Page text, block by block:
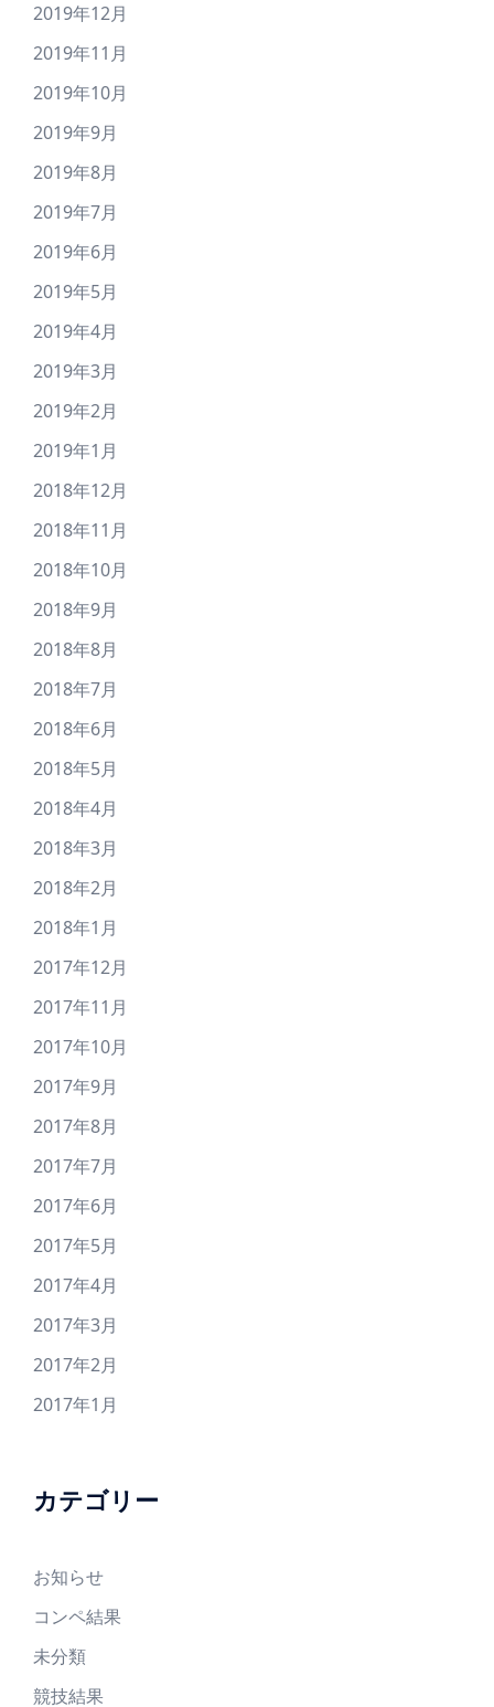
2019年12月
2019年11月
2019年10月
2019年9月
2019年8月
2019年7月
2019年6月
2019年5月
2019年4月
2019年3月
2019年2月
2019年1月
2018年12月
2018年11月
2018年10月
2018年9月
2018年8月
2018年7月
2018年6月
2018年5月
2018年4月
2018年3月
2018年2月
2018年1月
2017年12月
2017年11月
2017年10月
2017年9月
2017年8月
2017年7月
2017年6月
2017年5月
2017年4月
2017年3月
2017年2月
2017年1月
カテゴリー
お知らせ
コンペ結果
未分類
競技結果